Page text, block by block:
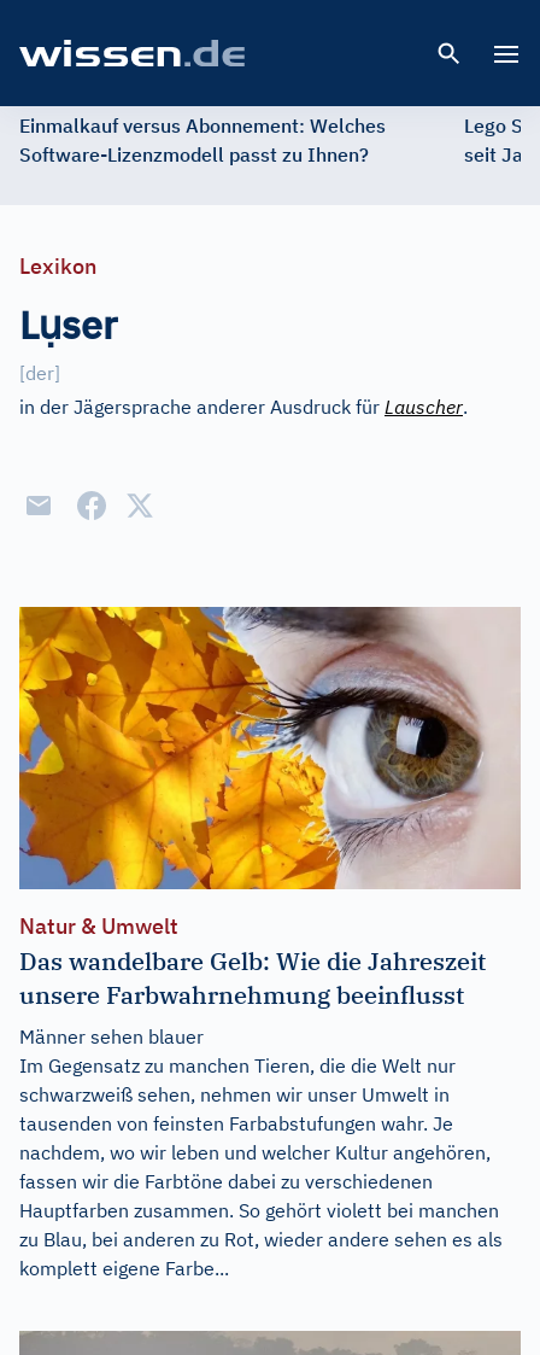
Einmalkauf versus Abonnement: Welches
Software-Lizenzmodell passt zu Ihnen?
Lego
seit
Lexikon
Lụser
[der]
in der Jägersprache anderer Ausdruck für Lauscher.
Natur & Umwelt
Das wandelbare Gelb: Wie die Jahreszeit
unsere Farbwahrnehmung beeinflusst
Männer sehen blauer
Im Gegensatz zu manchen Tieren, die die Welt nur
schwarzweiß sehen, nehmen wir unser Umwelt in
tausenden von feinsten Farbabstufungen wahr. Je
nachdem, wo wir leben und welcher Kultur angehören,
fassen wir die Farbtöne dabei zu verschiedenen
Hauptfarben zusammen. So gehört violett bei manchen
zu Blau, bei anderen zu Rot, wieder andere sehen es als
komplett eigene Farbe...